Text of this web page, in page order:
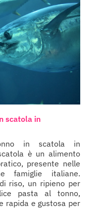
scatola in
in scatola in
è un alimento
presente nelle
famiglie italiane.
riso, un ripieno per
pasta al tonno,
rapida e gustosa per